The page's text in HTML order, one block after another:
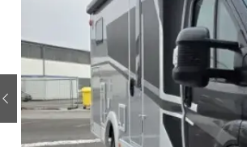
zurück